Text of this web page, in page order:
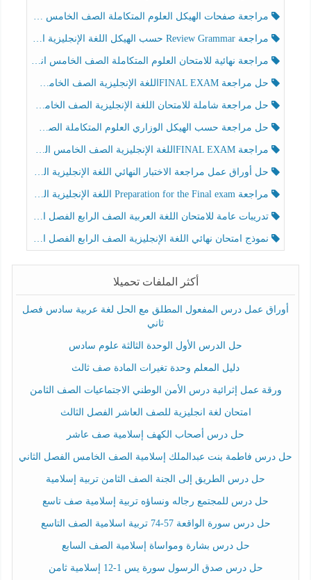
مراجعة صفحات الهيكل العلوم المتكاملة الصف الخامس انسبير الفصل الثالث
مراجعة Review Grammar حسب الهيكل اللغة الإنجليزية الصف الخامس الفصل الثالث
مراجعة نهائية للامتحان العلوم المتكاملة الصف الخامس انسبير الفصل الثالث
حل مراجعة FINAL EXAMاللغة الإنجليزية الصف الخامس الفصل الثالث
حل مراجعة شاملة للامتحان اللغة الإنجليزية الصف الخامس الفصل الثالث
حل مراجعة حسب الهيكل الوزاري العلوم المتكاملة الصف الخامس عام الفصل الثالث
مراجعة FINAL EXAMاللغة الإنجليزية الصف الخامس الفصل الثالث
حل أوراق عمل مراجعة الاختبار النهائي اللغة الإنجليزية الصف الرابع الفصل الثالث
مراجعة Preparation for the Final exam اللغة الإنجليزية الصف الرابع الفصل الثالث
تدريبات عامة للامتحان اللغة العربية الصف الرابع الفصل الثالث
نموذج امتحان نهائي اللغة الإنجليزية الصف الرابع الفصل الثالث
أكثر الملفات تحميلا
أوراق عمل درس المفعول المطلق مع الحل لغة عربية سادس فصل
ثاني
حل الدرس الأول الوحدة الثالثة علوم سادس
دليل المعلم وحدة تغيرات المادة صف ثالث
ورقة عمل إثرائية درس الأمن الوطني الاجتماعيات الصف الثامن
امتحان لغة انجليزية للصف العاشر الفصل الثالث
حل درس أصحاب الكهف إسلامية صف عاشر
حل درس فاطمة بنت عبدالملك إسلامية الصف الخامس الفصل الثاني
حل درس الطريق إلى الجنة الصف الثامن تربية إسلامية
حل درس للمجتمع رجاله ونساؤه تربية إسلامية صف تاسع
حل درس سورة الواقعة 57-74 تربية اسلامية الصف التاسع
حل درس بشارة ومواساة إسلامية الصف السابع
حل درس صدق الرسول سورة يس 1-12 إسلامية ثامن